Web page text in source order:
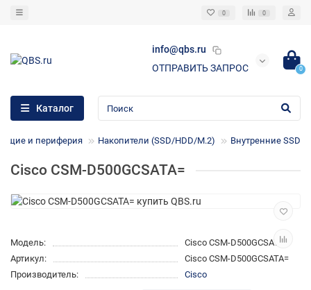
0 0
info@qbs.ru
ОТПРАВИТЬ ЗАПРОС
0
Каталог
и периферия Накопители (SSD/HDD/M.2) Внутренние SSD
Cisco CSM-D500GCSATA=
Модель:
Cisco CSM-D500GCSATA=
Артикул:
Cisco CSM-D500GCSATA=
Производитель:
Cisco